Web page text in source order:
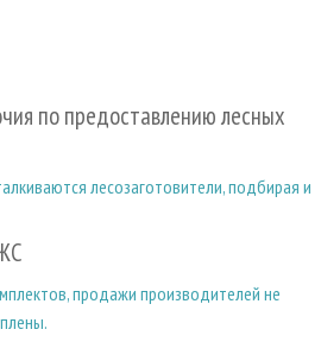
по предоставлению лесных
лесозаготовители, подбирая и
продажи производителей не